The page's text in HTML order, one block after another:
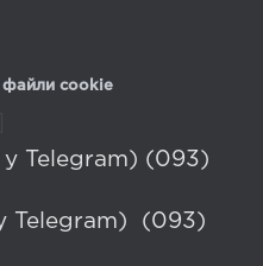
файли cookie
у Telegram) (093)
у Telegram) (093)